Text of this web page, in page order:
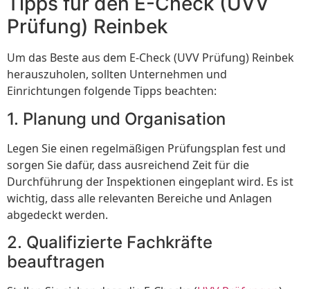
Prüfung) Reinbek
Um das Beste aus dem E-Check (UVV Prüfung) Reinbek
herauszuholen, sollten Unternehmen und
Einrichtungen folgende Tipps beachten:
1. Planung und Organisation
Legen Sie einen regelmäßigen Prüfungsplan fest und
sorgen Sie dafür, dass ausreichend Zeit für die
Durchführung der Inspektionen eingeplant wird. Es ist
wichtig, dass alle relevanten Bereiche und Anlagen
abgedeckt werden.
2. Qualifizierte Fachkräfte
beauftragen